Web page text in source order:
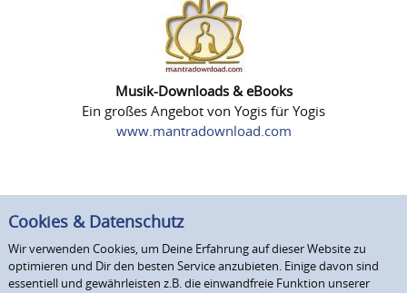
Musik-Downloads & eBooks
Ein großes Angebot von Yogis für Yogis
www.mantradownload.com
Cookies & Datenschutz
Wir verwenden Cookies, um Deine Erfahrung auf dieser Website zu
optimieren und Dir den besten Service anzubieten. Einige davon sind
essentiell und gewährleisten z.B. die einwandfreie Funktion unserer